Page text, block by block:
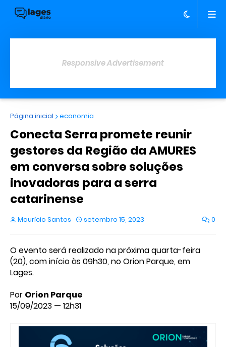
Responsive Advertisement
Página inicial economia
Conecta Serra promete reunir
gestores da Região da AMURES
em conversa sobre soluções
inovadoras para a serra
catarinense
Maurício Santos setembro 15, 2023 0
O evento será realizado na próxima quarta-feira
(20), com início às 09h30, no Orion Parque, em
Lages.
Por Orion Parque
15/09/2023 — 12h31